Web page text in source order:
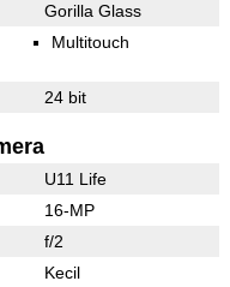
Gorilla Glass
Multitouch
24 bit
U11 Life
16-MP
f/2
Kecil